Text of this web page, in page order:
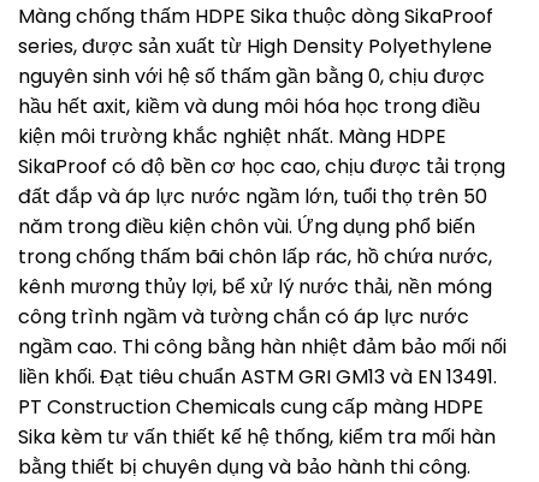
Màng chống thấm HDPE Sika thuộc dòng SikaProof
series, được sản xuất từ High Density Polyethylene
nguyên sinh với hệ số thấm gần bằng 0, chịu được
hầu hết axit, kiềm và dung môi hóa học trong điều
kiện môi trường khắc nghiệt nhất. Màng HDPE
SikaProof có độ bền cơ học cao, chịu được tải trọng
đất đắp và áp lực nước ngầm lớn, tuổi thọ trên 50
năm trong điều kiện chôn vùi. Ứng dụng phổ biến
trong chống thấm bãi chôn lấp rác, hồ chứa nước,
kênh mương thủy lợi, bể xử lý nước thải, nền móng
công trình ngầm và tường chắn có áp lực nước
ngầm cao. Thi công bằng hàn nhiệt đảm bảo mối nối
liền khối. Đạt tiêu chuẩn ASTM GRI GM13 và EN 13491.
PT Construction Chemicals cung cấp màng HDPE
Sika kèm tư vấn thiết kế hệ thống, kiểm tra mối hàn
bằng thiết bị chuyên dụng và bảo hành thi công.